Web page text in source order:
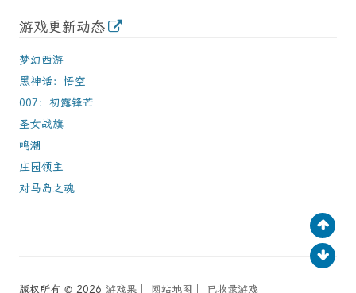
游戏更新动态
梦幻西游
黑神话：悟空
007：初露锋芒
圣女战旗
鸣潮
庄园领主
对马岛之魂
版权所有 © 2026 游戏果 网站地图 已收录游戏